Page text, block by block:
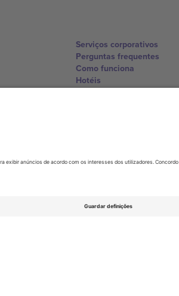
Serviços corporativos
Perguntas frequentes
Como funciona
Hotéis
Central da Copa do Mundo